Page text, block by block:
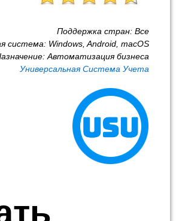
Поддержка стран: Все
система: Windows, Android, macOS
Автоматизация бизнеса
Универсальная Система Учета